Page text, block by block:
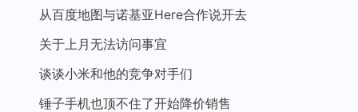
从百度地图与诺基亚Here合作说开去
关于上月无法访问事宜
谈谈小米和他的竞争对手们
锤子手机也顶不住了开始降价销售